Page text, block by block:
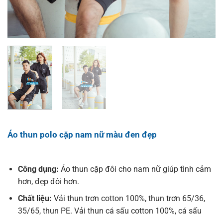
Áo thun polo cặp nam nữ màu đen đẹp
Công dụng: Áo thun cặp đôi cho nam nữ giúp tình cảm
hơn, đẹp đôi hơn.
Chất liệu: Vải thun trơn cotton 100%, thun trơn 65/36,
35/65, thun PE. Vải thun cá sấu cotton 100%, cá sấu